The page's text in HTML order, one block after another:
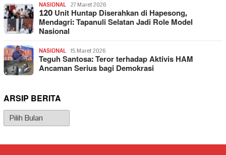
NASIONAL 27 Maret 2026
120 Unit Huntap Diserahkan di Hapesong,
Mendagri: Tapanuli Selatan Jadi Role Model
Nasional
NASIONAL 15 Maret 2026
Teguh Santosa: Teror terhadap Aktivis HAM
Ancaman Serius bagi Demokrasi
ARSIP BERITA
Arsip
Berita